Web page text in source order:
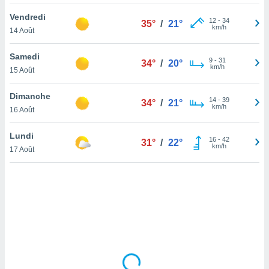
votre
à
en
le
Vendredi
14 Août
35° / 21° 12- 34
km/h
Samedi
15 Août
34° / 20° 9- 31
km/h
Dimanche
16 Août
34° / 21° 14- 39
km/h
Lundi
17 Août
31° / 22° 16- 42
km/h